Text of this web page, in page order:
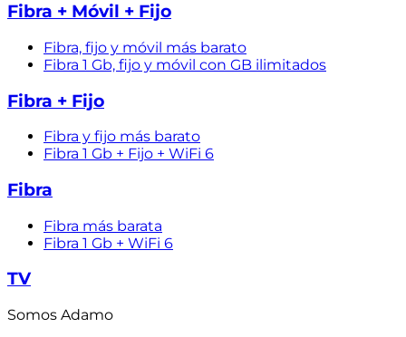
Fibra + Móvil + Fijo
Fibra, fijo y móvil más barato
Fibra 1 Gb, fijo y móvil con GB ilimitados
Fibra + Fijo
Fibra y fijo más barato
Fibra 1 Gb + Fijo + WiFi 6
Fibra
Fibra más barata
Fibra 1 Gb + WiFi 6
TV
Somos Adamo